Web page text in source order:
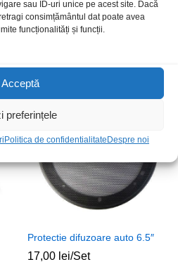
sau ID-uri unice pe acest site. Dacă
consimțământul dat poate avea
funcționalități și funcții.
Acceptă
preferințele
Politica de confidentialitate Despre noi
A
Emitator FM 2xUSB SPFM-01-
QC BT5.0
Protectie difuzoare auto 6.5″
17,00 lei/Set